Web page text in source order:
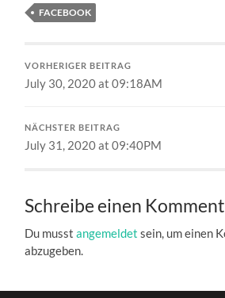
FACEBOOK
VORHERIGER BEITRAG
July 30, 2020 at 09:18AM
NÄCHSTER BEITRAG
July 31, 2020 at 09:40PM
Schreibe einen
Du musstangemeldet sein, um einen
abzugeben.